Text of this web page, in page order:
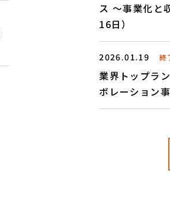
ス 〜事業化と
16日）
2026.01.19 終
業界トップラ
ボレーション